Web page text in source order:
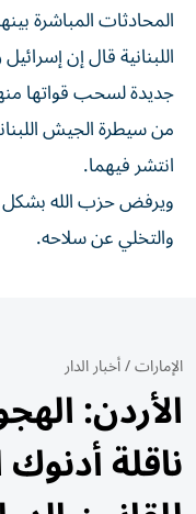
المحادثات المباشرة
اللبنانية قال إن
جديدة لسحب قواتها
من سيطرة الجيش
انتشر فيهما.
ويرفض حزب الله بشكل
والتخلي عن سلاحه.
الإمارات/أخبار الدار
الأردن:
ناقلة